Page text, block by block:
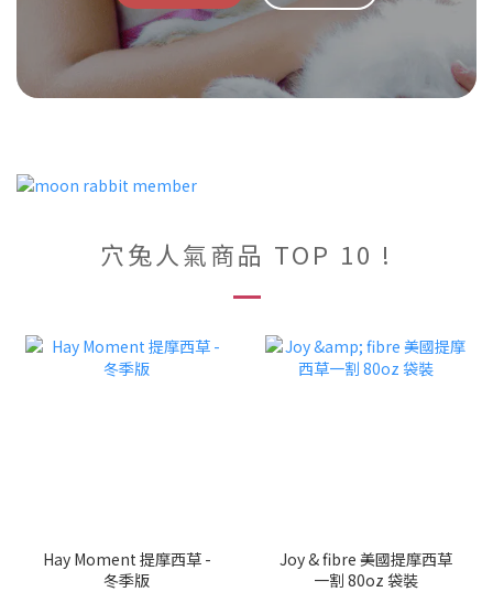
穴兔人氣商品 TOP 10 !
Hay Moment 提摩西草 -
冬季版
Joy & fibre 美國提摩西草
一割 80oz 袋裝